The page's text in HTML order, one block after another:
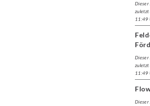
Dieser
11:49
Dieser
11:49
Dieser